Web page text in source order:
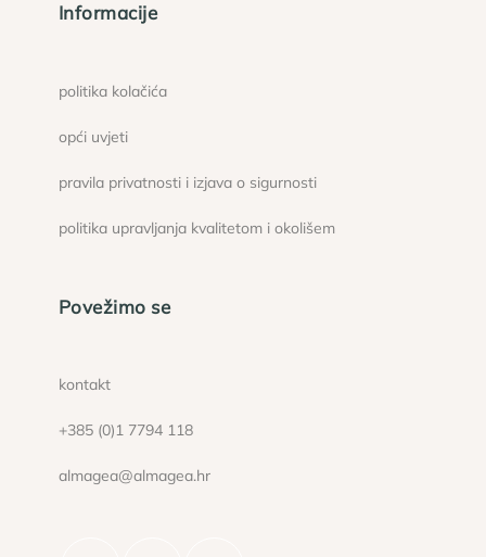
Informacije
politika kolačića
opći uvjeti
pravila privatnosti i izjava o sigurnosti
politika upravljanja kvalitetom i okolišem
Povežimo se
kontakt
+385 (0)1 7794 118
almagea@almagea.hr